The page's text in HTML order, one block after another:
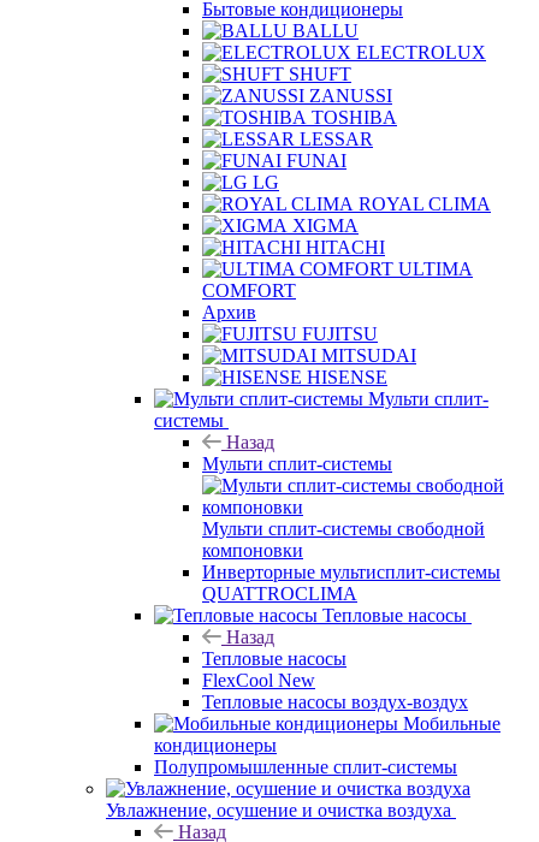
Бытовые кондиционеры
BALLU
ELECTROLUX
SHUFT
ZANUSSI
TOSHIBA
LESSAR
FUNAI
LG
ROYAL CLIMA
XIGMA
HITACHI
ULTIMA
COMFORT
Архив
FUJITSU
MITSUDAI
HISENSE
Мульти сплит-
системы
Назад
Мульти сплит-системы
Мульти сплит-системы свободной
компоновки
Инверторные мультисплит-системы
QUATTROCLIMA
Тепловые насосы
Назад
Тепловые насосы
FlexCool New
Тепловые насосы воздух-воздух
Мобильные
кондиционеры
Полупромышленные сплит-системы
Увлажнение, осушение и очистка воздуха
Назад